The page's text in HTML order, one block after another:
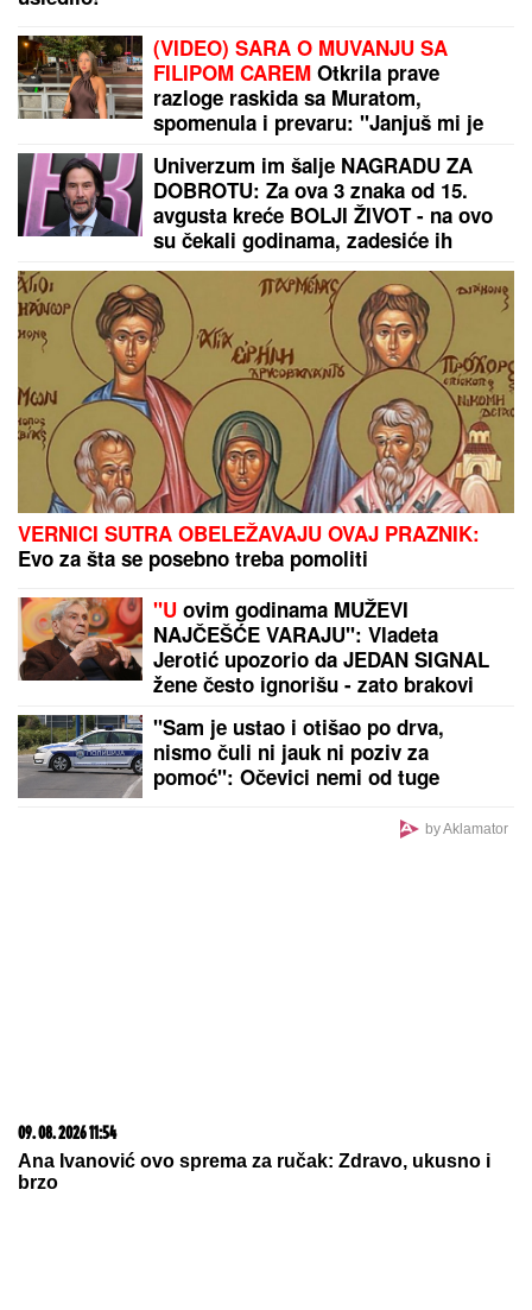
(VIDEO) SARA O MUVANJU SA
FILIPOM CAREM Otkrila prave
razloge raskida sa Muratom,
spomenula i prevaru: "Janjuš mi je
Univerzum im šalje NAGRADU ZA
DOBROTU: Za ova 3 znaka od 15.
avgusta kreće BOLJI ŽIVOT - na ovo
su čekali godinama, zadesiće ih
sreća o kakvoj su do sad mogli samo
da sanjaju
VERNICI SUTRA OBELEŽAVAJU OVAJ PRAZNIK:
Evo za šta se posebno treba pomoliti
"U ovim godinama MUŽEVI
NAJČEŠĆE VARAJU": Vladeta
Jerotić upozorio da JEDAN SIGNAL
žene često ignorišu - zato brakovi
"Sam je ustao i otišao po drva,
nismo čuli ni jauk ni poziv za
pomoć": Očevici nemi od tuge
by Aklamator
09. 08. 2026 11:54
Ana Ivanović ovo sprema za ručak: Zdravo, ukusno i
brzo